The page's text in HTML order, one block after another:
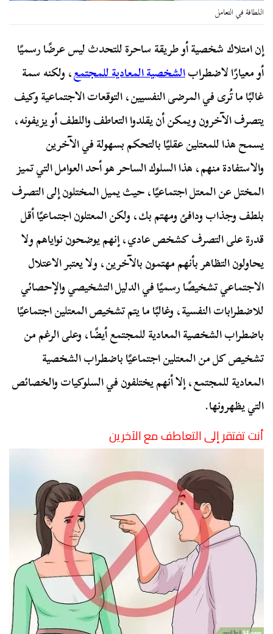
اللطافة في التعامل
إن امتلاك شخصية أو طريقة ساحرة للتحدث ليس عرضًا رسميًا
أو معيارًا لاضطرابالشخصية المعادية للمجتمع، ولكنه سمة
غالبًا ما تُرى في المرضى النفسيين، التوقعات الاجتماعية وكيف
يتصرف الآخرون ويمكن أن يقلدوا التعاطف واللطف أو يزيفونه،
يسمح هذا للمعتلين عقليًا بالتحكم بسهولة في الآخرين
والاستفادة منهم، هذا السلوك الساحر هو أحد العوامل التي تميز
المختل عن المعتل اجتماعيًا، حيث يميل المختلون إلى التصرف
بلطف وجذاب ودافئ ومهتم بك، ولكن المعتلون اجتماعيًا أقل
قدرة على التصرف كشخص عادي، إنهم يوضحون نواياهم ولا
يحاولون التظاهر بأنهم مهتمون بالآخرين، ولا يعتبر الاعتلال
الاجتماعي تشخيصًا رسميًا في الدليل التشخيصي والإحصائي
للاضطرابات النفسية، وغالبًا ما يتم تشخيص المعتلين اجتماعيًا
باضطراب الشخصية المعادية للمجتمع أيضًا، وعلى الرغم من
تشخيص كل من المعتلين اجتماعيًا باضطراب الشخصية
المعادية للمجتمع، إلا أنهم يختلفون في السلوكيات والخصائص
التي يظهرونها.
أنت تفتقر إلى التعاطف مع الآخرين